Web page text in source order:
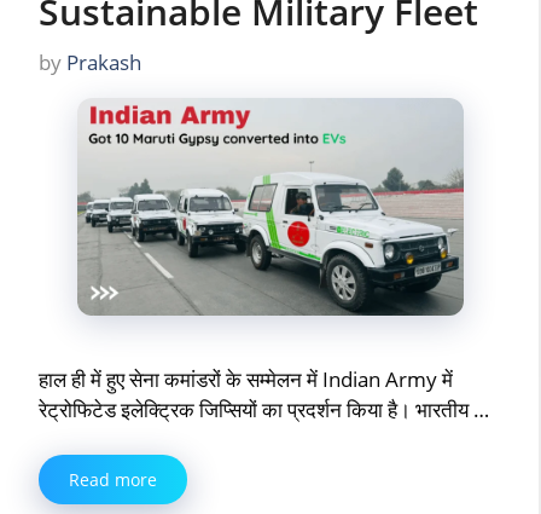
Sustainable Military Fleet
by Prakash
हाल ही में हुए सेना कमांडरों के सम्मेलन में Indian Army में
रेट्रोफिटेड इलेक्ट्रिक जिप्सियों का प्रदर्शन किया है। भारतीय …
Read more